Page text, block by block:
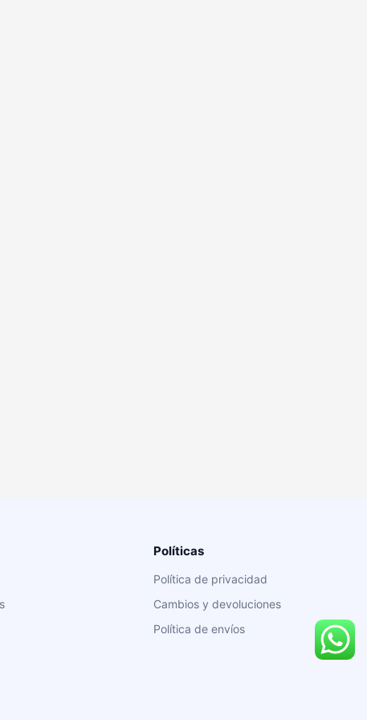
Políticas
Política de privacidad
Cambios y devoluciones
Política de envíos